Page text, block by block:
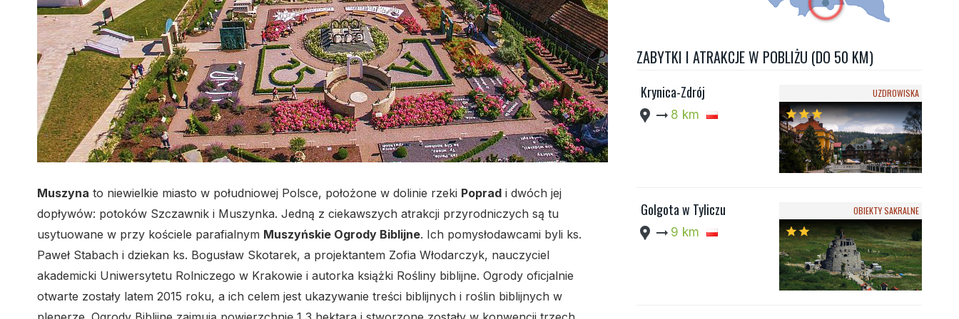
Muszyna to niewielkie miasto w południowej Polsce, położone w dolinie rzeki Poprad i dwóch jej
dopływów: potoków Szczawnik i Muszynka. Jedną z ciekawszych atrakcji przyrodniczych są tu
usytuowane w przy kościele parafialnym Muszyńskie Ogrody Biblijne. Ich pomysłodawcami byli ks.
Paweł Stabach i dziekan ks. Bogusław Skotarek, a projektantem Zofia Włodarczyk, nauczyciel
akademicki Uniwersytetu Rolniczego w Krakowie i autorka książki Rośliny biblijne. Ogrody oficjalnie
otwarte zostały latem 2015 roku, a ich celem jest ukazywanie treści biblijnych i roślin biblijnych w
ZABYTKI I ATRAKCJE W POBLIŻU (DO 50 KM)
Krynica-Zdrój
location_pin arrow_right_alt 8 km
UZDROWISKA
starstarstar
Golgota w Tyliczu
location_pin arrow_right_alt 9 km
OBIEKTY SAKRALNE
starstar